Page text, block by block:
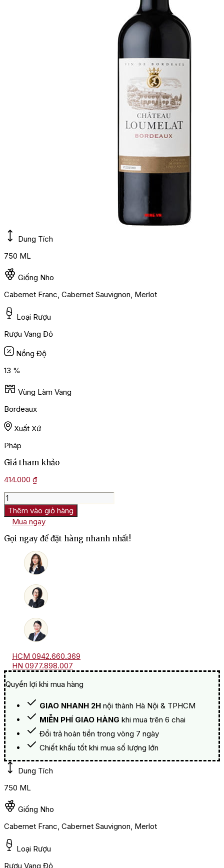
Dung Tích
750 ML
Giống Nho
Cabernet Franc, Cabernet Sauvignon, Merlot
Loại Rượu
Rượu Vang Đỏ
Nồng Độ
13 %
Vùng Làm Vang
Bordeaux
Xuất Xứ
Pháp
Giá tham khảo
414.000 ₫
Rượu
Vang
Pháp
Chateau
Loumelat
Bordeaux
Thêm vào giỏ hàng
Mua ngay
Gọi ngay để đặt hàng nhanh nhất!
HCM 0942.660.369
HN 0977.898.007
Quyền lợi khi mua hàng
GIAO NHANH 2H nội thành Hà Nội & TPHCM
MIỄN PHÍ GIAO HÀNG khi mua trên 6 chai
Đổi trả hoàn tiền trong vòng 7 ngày
Chiết khấu tốt khi mua số lượng lớn
Dung Tích
750 ML
Giống Nho
Cabernet Franc, Cabernet Sauvignon, Merlot
Loại Rượu
Rượu Vang Đỏ